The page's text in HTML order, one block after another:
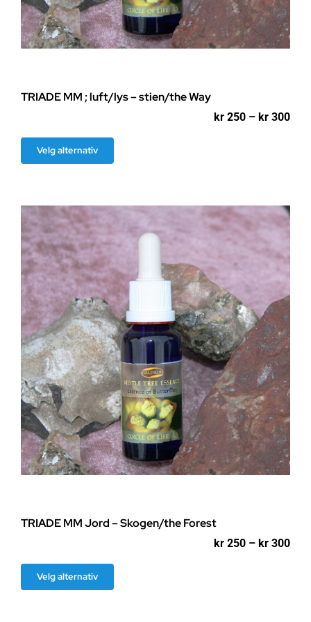
TRIADE MM ; luft/lys – stien/the Way
kr 250 – kr 300
Velg alternativ
produktet
flere
Alternativene
velges
på
produktsiden
TRIADE MM Jord – Skogen/the Forest
kr 250 – kr 300
Velg alternativ
produktet